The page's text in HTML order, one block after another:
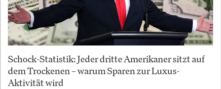
Schock-Statistik: Jeder dritte Amerikaner sitzt auf
dem Trockenen – warum Sparen zur Luxus-
Aktivität wird